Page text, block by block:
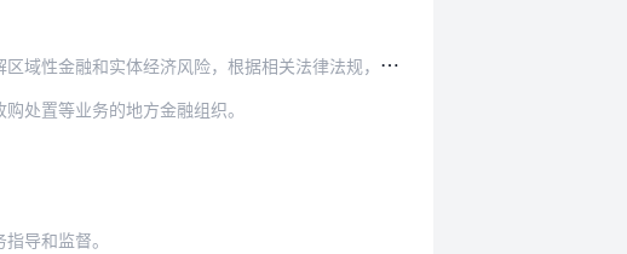
和实体经济风险，根据相关法律法规，制定本办法。
处置等业务的地方金融组织。
导和监督。